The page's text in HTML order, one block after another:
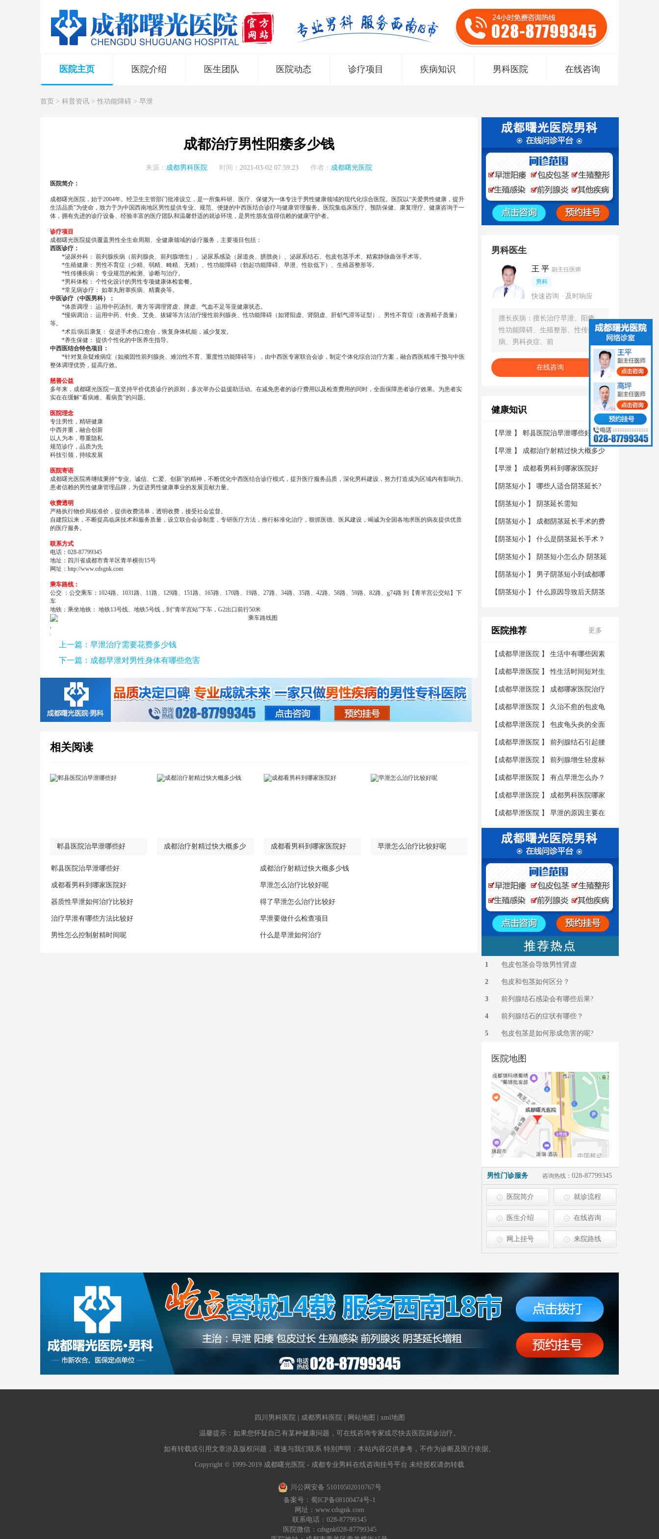
医院主页 医院介绍 医生团队 医院动态 诊疗项目 疾病知识 男科医院 在线咨询
首页 > 科普资讯 > 性功能障碍 > 早泄
成都治疗男性阳痿多少钱
来源： 成都男科医院 时间： 2021-03-02 07:59:23 作者： 成都曙光医院
医院简介：
成都曙光医院，始于2004年。经卫生主管部门批准设立，是一所集科研、医疗、保健为一体专注于男性健康领域的现代化综合医院。医院以“关爱男性健康，提升
生活品质”为使命，致力于为中国西南地区男性提供专业、规范、便捷的中西医结合诊疗与健康管理服务。医院集临床医疗、预防保健、康复理疗、健康咨询于一
体，拥有先进的诊疗设备、经验丰富的医疗团队和温馨舒适的就诊环境，是男性朋友值得信赖的健康守护者。
诊疗项目
成都曙光医院提供覆盖男性全生命周期、全健康领域的诊疗服务，主要项目包括：
西医诊疗：
*泌尿外科： 前列腺疾病（前列腺炎、前列腺增生）、泌尿系感染（尿道炎、膀胱炎）、泌尿系结石、包皮包茎手术、精索静脉曲张手术等。
*生殖健康： 男性不育症（少精、弱精、畸精、无精）、性功能障碍（勃起功能障碍、早泄、性欲低下）、生殖器整形等。
*性传播疾病： 专业规范的检测、诊断与治疗。
*男科体检： 个性化设计的男性专项健康体检套餐。
*常见病诊疗： 如睾丸附睾疾病、精囊炎等。
中医诊疗（中医男科）：
*体质调理： 运用中药汤剂、膏方等调理肾虚、脾虚、气血不足等亚健康状态。
*慢病调治： 运用中药、针灸、艾灸、拔罐等方法治疗慢性前列腺炎、性功能障碍（如肾阳虚、肾阴虚、肝郁气滞等证型）、男性不育症（改善精子质量）
等。
*术后/病后康复： 促进手术伤口愈合，恢复身体机能，减少复发。
*养生保健： 提供个性化的中医养生指导。
中西医结合特色项目：
*针对复杂疑难病症（如顽固性前列腺炎、难治性不育、重度性功能障碍等），由中西医专家联合会诊，制定个体化综合治疗方案，融合西医精准干预与中医
整体调理优势，提高疗效。
慈善公益
多年来，成都曙光医院一直坚持平价优质诊疗的原则，多次举办公益援助活动。在减免患者的诊疗费用以及检查费用的同时，全面保障患者诊疗效果。为患者实
实在在缓解“看病难、看病贵”的问题。
医院理念
专注男性，精研健康
中西并重，融合创新
以人为本，尊重隐私
规范诊疗，品质为先
科技引领，持续发展
医院寄语
成都曙光医院将继续秉持“专业、诚信、仁爱、创新”的精神，不断优化中西医结合诊疗模式，提升医疗服务品质，深化男科建设，努力打造成为区域内有影响力、
患者信赖的男性健康管理品牌，为促进男性健康事业的发展贡献力量。
收费透明
严格执行物价局核准价，提供收费清单，透明收费，接受社会监督。
自建院以来，不断提高临床技术和服务质量，设立联合会诊制度，专研医疗方法，推行标准化治疗，狠抓医德、医风建设，竭诚为全国各地求医的病友提供优质
的医疗服务。
联系方式
电话：028-87799345
地址：四川省成都市青羊区青羊横街15号
网址： http://www.cdsgnk.com
乘车路线：
公交 ：公交乘车：1024路、1031路、11路、129路、151路、165路、170路、19路、27路、34路、35路、42路、58路、59路、82路、g74路 到【青羊宫公交站】下
车
地铁：乘坐地铁： 地铁13号线、地铁5号线，到“青羊宫站”下车，G2出口前行50米
,
.
上一篇： 早泄治疗需要花费多少钱
下一篇： 成都早泄对男性身体有哪些危害
相关阅读
郫县医院治早泄哪些好 成都治疗射精过快大概多少 成都看男科到哪家医院好 早泄怎么治疗比较好呢
郫县医院治早泄哪些好 成都治疗射精过快大概多少钱
成都看男科到哪家医院好 早泄怎么治疗比较好呢
器质性早泄如何治疗比较好 得了早泄怎么治疗比较好
治疗早泄有哪些方法比较好 早泄要做什么检查项目
男性怎么控制射精时间呢 什么是早泄如何治疗
男科医生
王 平 副主任医师
男科
快速咨询 · 及时响应
擅长疾病：擅长治疗早泄、阳痿、
性功能障碍、生殖整形、性传播疾
病、男科炎症、前
在线咨询
健康知识 更多
【早泄 】 郫县医院治早泄哪些好
【早泄 】 成都治疗射精过快大概多少
钱
【早泄 】 成都看男科到哪家医院好
【 阴茎短小 】 哪些人适合阴茎延长?
【 阴茎短小 】 阴茎延长需知
【 阴茎短小 】 成都阴茎延长手术的费
用？
【 阴茎短小 】 什么是阴茎延长手术？
【 阴茎短小 】 阴茎短小怎么办 阴茎延
长术帮您解决烦恼
【 阴茎短小 】 男子阴茎短小到成都哪
家医院看好
【 阴茎短小 】 什么原因导致后天阴茎
医院推荐 更多
【 成都早泄医院 】 生活中有哪些因素
是会导致男性不育的呢?
【 成都早泄医院 】性生活时间短对生
育有影响吗
【 成都早泄医院 】 成都哪家医院治疗
性生活时间短好?费用多少？
【 成都早泄医院 】 久治不愈的包皮龟
头炎会导致性生活时间短的出现吗?
【 成都早泄医院 】 包皮龟头炎的全面
介绍你都了解吗?
【 成都早泄医院 】 前列腺结石引起腰
痛吃什么药
【 成都早泄医院 】 前列腺增生轻度标
准范围是多少
【 成都早泄医院 】 有点早泄怎么办？
怎么预防早泄？
【 成都早泄医院 】 成都男科医院哪家
好？男性预防勃起功能障碍的方法
【 成都早泄医院 】 早泄的原因主要在
哪些方面呢？成都医阳痿比较好的医院
1 包皮包茎会导致男性肾虚
2 包皮和包茎如何区分？
3 前列腺结石感染会有哪些后果?
4 前列腺结石的症状有哪些？
5 包皮包茎是如何形成危害的呢?
医院地图
男性门诊服务 咨询热线： 028-87799345
医院简介 就诊流程
医生介绍 在线咨询
网上挂号 来院路线
四川男科医院| 成都男科医院| 网站地图 xml地图
温馨提示：如果您怀疑自己有某种健康问题，可在线咨询专家或尽快去医院就诊治疗。
如有转载或引用文章涉及版权问题，请速与我们联系 特别声明：本站内容仅供参考，不作为诊断及医疗依据。
Copyright © 1999-2019 成都曙光医院 - 成都专业男科在线咨询挂号平台 未经授权请勿转载
川公网安备 51010502010767号
备案号： 蜀ICP备08100474号-1
网址： www.cdsgnk.com
联系电话：028-87799345
医院微信：cdsgnk028-87799345